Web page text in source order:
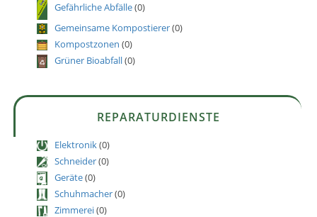
Gefährliche Abfälle(0)
Gemeinsame Kompostierer(0)
Kompostzonen (0)
Grüner Bioabfall(0)
REPARATURDIENSTE
Elektronik(0)
Schneider(0)
Geräte(0)
Schuhmacher(0)
Zimmerei(0)